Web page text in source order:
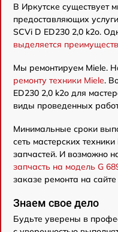
В Иркутске существует
предоставляющих
SCVi D ED230 2,0 k2o.
выделяется
Мы ремонтируем Miele.
ремонту техники Miele.
ED230 2,0 k2o для
виды проведенных
Минимальные сроки
сеть мастерских
запчастей. И возможно
запчасть на модель G
заказе ремонта на
Знаем свое дело
Будьте уверены в